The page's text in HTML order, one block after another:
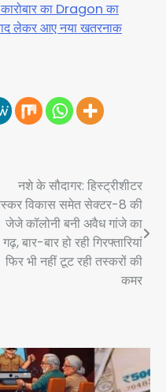
का Dragon का
लेकर आए नया खतरनाक
नशे के सौदागर: हिस्ट्रीशीटर
विकास समेत सेक्टर-8 की
जेजे कॉलोनी बनी अवैध गांजे का
गढ़, बार-बार हो रही गिरफ्तारियां
फिर भी नहीं टूट रही तस्करों की
कमर